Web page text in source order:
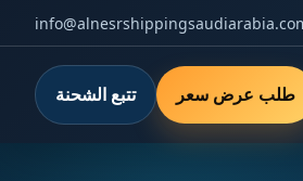
طلب عرض سعر تتبع الشحنة